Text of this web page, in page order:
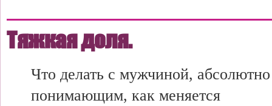
Тяжкая доля.
Что делать с мужчиной,
понимающим, как меняется